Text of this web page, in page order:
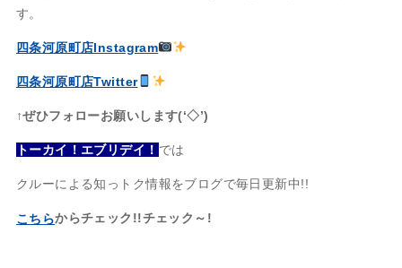
す。
四条河原町店Instagram
四条河原町店Twitter
↑ぜひフォローお願いします(‘◇’)ゞ
トーカイ！エブリデイ！ では
クルーによる知っトク情報をブログで毎日更新中!!
こちらからチェック!!チェック～!